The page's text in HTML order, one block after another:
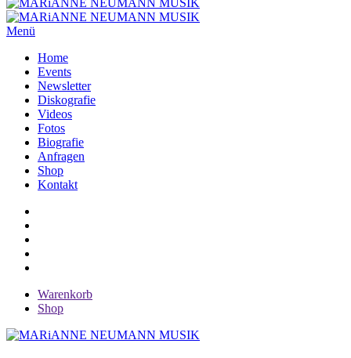
Menü
Home
Events
Newsletter
Diskografie
Videos
Fotos
Biografie
Anfragen
Shop
Kontakt
Warenkorb
Shop